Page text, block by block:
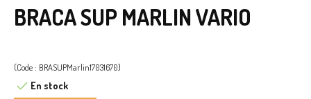
BRACA SUP MARLIN VARIO
(Code : BRASUPMarlin17031670)
En stock